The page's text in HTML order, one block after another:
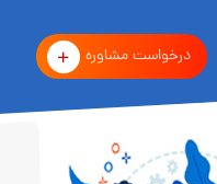
درخواست مشاوره